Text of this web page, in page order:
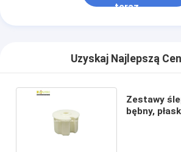
teraz
Uzyskaj Najlepszą
Zestawy
bębny,